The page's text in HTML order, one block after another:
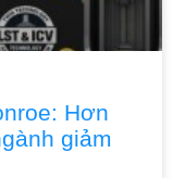
Hơn
giảm